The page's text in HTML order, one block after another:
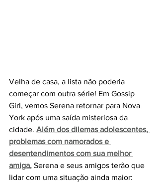
Velha de casa, a lista não poderia
começar com outra série! Em Gossip
Girl, vemos Serena retornar para Nova
York após uma saída misteriosa da
cidade. Além dos dilemas adolescentes,
problemas com namorados e
desentendimentos com sua melhor
amiga, Serena e seus amigos terão que
lidar com uma situação ainda maior: